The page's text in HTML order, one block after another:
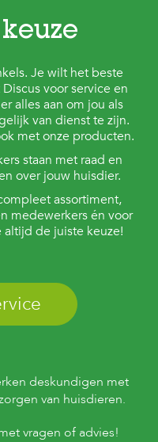
Je wilt het beste
voor service en
alles aan om jou als
van dienst te zijn.
met onze producten.
staan met raad en
over jouw huisdier.
assortiment,
medewerkers én voor
altijd de juiste keuze!
deskundigen met
van huisdieren.
vragen of advies!